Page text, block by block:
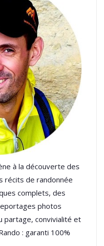
à la découverte des
récits de randonnée
complets, des
photos
partage, convivialité et
: garanti 100%